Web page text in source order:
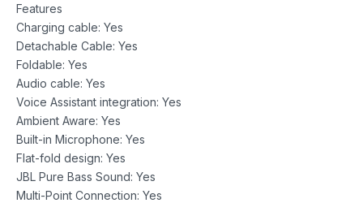
Features
Charging cable: Yes
Detachable Cable: Yes
Foldable: Yes
Audio cable: Yes
Voice Assistant integration: Yes
Ambient Aware: Yes
Built-in Microphone: Yes
Flat-fold design: Yes
JBL Pure Bass Sound: Yes
Multi-Point Connection: Yes